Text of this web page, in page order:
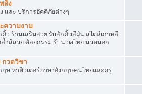
ลิง
และ บริการอัคคีภัยต่างๆ
ความงาม
ว ร้านเสริมสวย รับสักคิ้วสีฝุ่น สไตล์เกาหลี
ำสีสวย ศัลยกรรม รับนวดไทย นวดนอก
กวดวิชา
ษ หาติวเตอร์ภาษาอังกฤษคนไทยและครู